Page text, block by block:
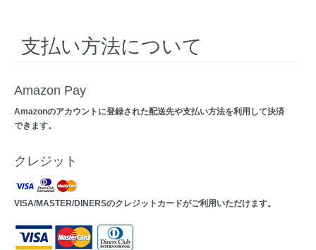
支払い方法について
Amazon Pay
Amazonのアカウントに登録された配送先や支払い方法を利用して決済
できます。
クレジット
VISA/MASTER/DINERSのクレジットカードがご利用いただけます。